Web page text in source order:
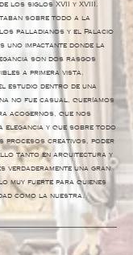
los siglos XVII y XVIII.
sobre todo a la
palladianos y el Palacio
uno impactante donde la
son dos rasgos
a primera vista.
estudio dentro de una
no fue casual, queríamos
acogernos, que nos
elegancia y que sobre todo
procesos creativos, poder
tanto en arquitectura y
verdaderamente una gran
muy fuerte para quienes
como la nuestra.